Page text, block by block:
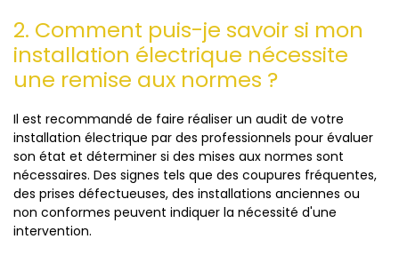
2. Comment puis-je savoir si mon
installation électrique nécessite
une remise aux normes ?
Il est recommandé de faire réaliser un audit de votre
installation électrique par des professionnels pour évaluer
son état et déterminer si des mises aux normes sont
nécessaires. Des signes tels que des coupures fréquentes,
des prises défectueuses, des installations anciennes ou
non conformes peuvent indiquer la nécessité d'une
intervention.